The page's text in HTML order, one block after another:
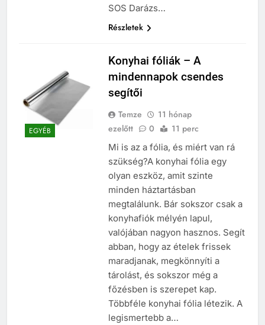
SOS Darázs…
Részletek
EGYÉB
Konyhai fóliák – A
mindennapok csendes
segítői
Temze
11 hónap
ezelőtt
0 11 perc
Mi is az a fólia, és miért van rá
szükség?A konyhai fólia egy
olyan eszköz, amit szinte
minden háztartásban
megtalálunk. Bár sokszor csak a
konyhafiók mélyén lapul,
valójában nagyon hasznos. Segít
abban, hogy az ételek frissek
maradjanak, megkönnyíti a
tárolást, és sokszor még a
főzésben is szerepet kap.
Többféle konyhai fólia létezik. A
legismertebb a…